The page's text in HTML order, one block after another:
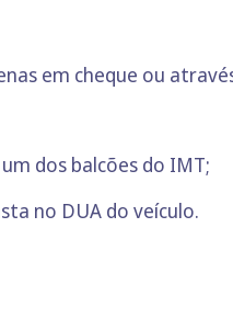
em cheque ou
dos balcões do IMT;
no DUA do veículo.